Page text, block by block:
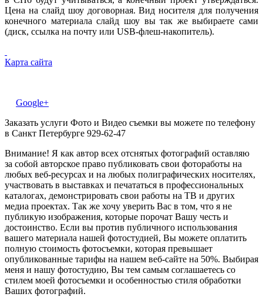
Цена на слайд шоу договорная. Вид носителя для получения
конечного материала слайд шоу вы так же выбираете сами
(диск, ссылка на почту или USB-флеш-накопитель).
Карта сайта
Google+
Заказать услуги Фото и Видео съемки вы можете по телефону
в Санкт Петербурге 929-62-47
Внимание! Я как автор всех отснятых фотографий оставляю
за собой авторское право публиковать свои фотоработы на
любых веб-ресурсах и на любых полиграфических носителях,
участвовать в выставках и печататься в профессиональных
каталогах, демонстрировать свои работы на ТВ и других
медиа проектах. Так же хочу уверить Вас в том, что я не
публикую изображения, которые порочат Вашу честь и
достоинство. Если вы против публичного использования
вашего материала нашей фотостудией, Вы можете оплатить
полную стоимость фотосъемки, которая превышает
опубликованные тарифы на нашем веб-сайте на 50%. Выбирая
меня и нашу фотостудию, Вы тем самым соглашаетесь со
стилем моей фотосъемки и особенностью стиля обработки
Ваших фотографий.